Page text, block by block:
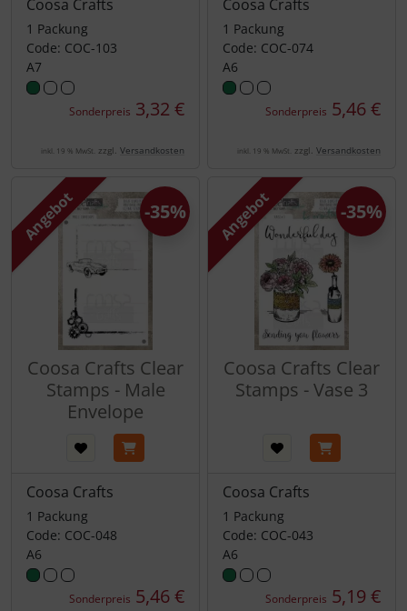
Coosa Crafts
1 Packung
Code: COC-103
A7
Sonderpreis 3,32 €
inkl. 19 % MwSt. zzgl. Versandkosten
Coosa Crafts
1 Packung
Code: COC-074
A6
Sonderpreis 5,46 €
inkl. 19 % MwSt. zzgl. Versandkosten
Angebot
Coosa Crafts Clear
Stamps - Male
Envelope
Coosa Crafts
1 Packung
Code: COC-048
A6
Sonderpreis 5,46 €
-35% Angebot
Coosa Crafts Clear
Stamps - Vase 3
Coosa Crafts
1 Packung
Code: COC-043
A6
Sonderpreis 5,19 €
-35%